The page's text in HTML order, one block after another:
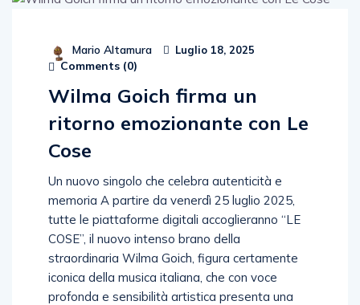
Mario Altamura Luglio 18, 2025
Comments (0)
Wilma Goich firma un
ritorno emozionante con Le
Cose
Un nuovo singolo che celebra autenticità e
memoria A partire da venerdì 25 luglio 2025,
tutte le piattaforme digitali accoglieranno “LE
COSE”, il nuovo intenso brano della
straordinaria Wilma Goich, figura certamente
iconica della musica italiana, che con voce
profonda e sensibilità artistica presenta una